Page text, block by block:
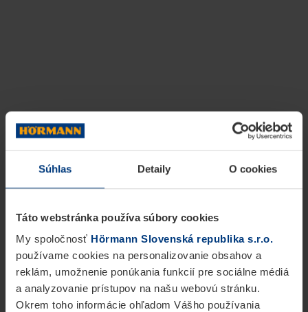
Súhlas Detaily O cookies
Táto webstránka používa súbory cookies
My spoločnosť Hörmann Slovenská republika s.r.o.
používame cookies na personalizovanie obsahov a
reklám, umožnenie ponúkania funkcií pre sociálne médiá
a analyzovanie prístupov na našu webovú stránku.
Okrem toho informácie ohľadom Vášho používania